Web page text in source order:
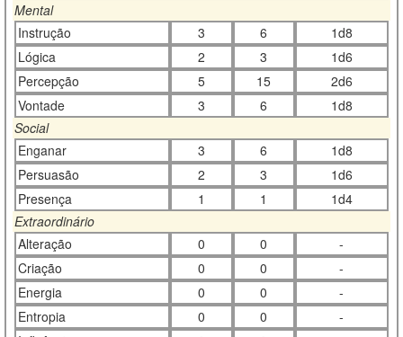
Mental
Instrução
3 6
1d8
Lógica
2 3
1d6
Percepção
5 15
2d6
Vontade
3 6
1d8
Social
Enganar
3 6
1d8
Persuasão
2 3
1d6
Presença
1 1
1d4
Extraordinário
Alteração
0 0
-
Criação
0 0
-
Energia
0 0
-
Entropia
0 0
-